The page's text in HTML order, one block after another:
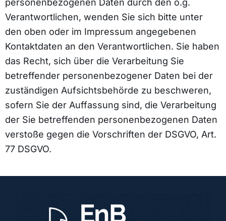
personenbezogenen Daten durch den o.g.
Verantwortlichen, wenden Sie sich bitte unter
den oben oder im Impressum angegebenen
Kontaktdaten an den Verantwortlichen. Sie haben
das Recht, sich über die Verarbeitung Sie
betreffender personenbezogener Daten bei der
zuständigen Aufsichtsbehörde zu beschweren,
sofern Sie der Auffassung sind, die Verarbeitung
der Sie betreffenden personenbezogenen Daten
verstoße gegen die Vorschriften der DSGVO, Art.
77 DSGVO.